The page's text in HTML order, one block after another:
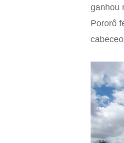
ganhou
Pororô